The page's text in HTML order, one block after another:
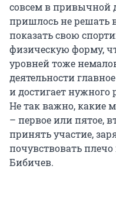
совсем в привычной
пришлось не решать
показать свою
физическую форму,
уровней тоже
деятельности
и достигает нужного
Не так важно, какие
– первое или пятое,
принять участие,
почувствовать
Бибичев.